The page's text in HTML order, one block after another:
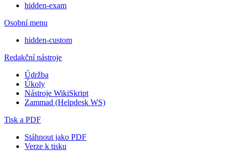
hidden-exam
Osobní menu
hidden-custom
Redakční nástroje
Údržba
Úkoly
Nástroje WikiSkript
Zammad (Helpdesk WS)
Tisk a PDF
Stáhnout jako PDF
Verze k tisku